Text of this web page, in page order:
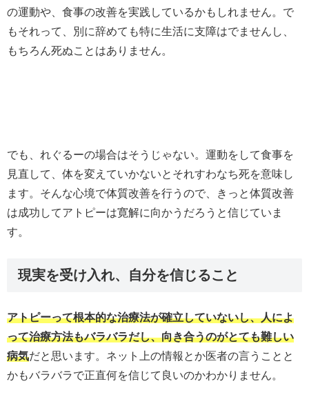
の運動や、食事の改善を実践しているかもしれません。で
もそれって、別に辞めても特に生活に支障はでませんし、
もちろん死ぬことはありません。
でも、れぐるーの場合はそうじゃない。運動をして食事を
見直して、体を変えていかないとそれすわなち死を意味し
ます。そんな心境で体質改善を行うので、きっと体質改善
は成功してアトピーは寛解に向かうだろうと信じていま
す。
現実を受け入れ、自分を信じること
アトピーって根本的な治療法が確立していないし、人によ
って治療方法もバラバラだし、向き合うのがとても難しい
病気だと思います。ネット上の情報とか医者の言うことと
かもバラバラで正直何を信じて良いのかわかりません。